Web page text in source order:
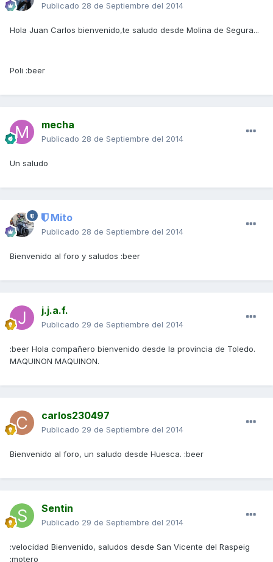
Publicado 28 de Septiembre del 2014
Hola Juan Carlos bienvenido,te saludo desde Molina de Segura...
Poli :beer
mecha
Publicado 28 de Septiembre del 2014
Un saludo
Mito
Publicado 28 de Septiembre del 2014
Bienvenido al foro y saludos :beer
j.j.a.f.
Publicado 29 de Septiembre del 2014
:beer Hola compañero bienvenido desde la provincia de Toledo.
MAQUINON MAQUINON.
carlos230497
Publicado 29 de Septiembre del 2014
Bienvenido al foro, un saludo desde Huesca. :beer
Sentin
Publicado 29 de Septiembre del 2014
:velocidad Bienvenido, saludos desde San Vicente del Raspeig
:motero